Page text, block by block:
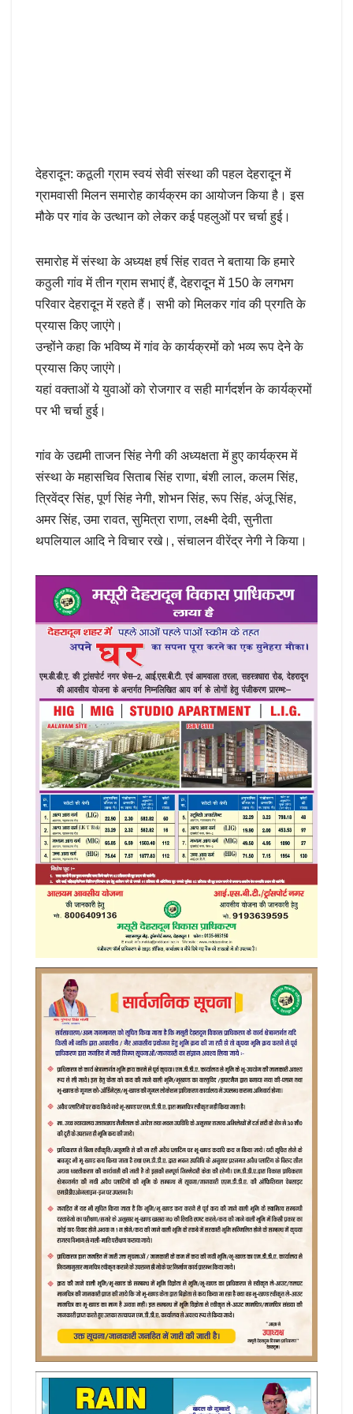
देहरादून: कठूली ग्राम स्वयं सेवी संस्था की पहल देहरादून में
ग्रामवासी मिलन समारोह कार्यक्रम का आयोजन किया है। इस
मौके पर गांव के उत्थान को लेकर कई पहलुओं पर चर्चा हुई।
समारोह में संस्था के अध्यक्ष हर्ष सिंह रावत ने बताया कि हमारे
कठुली गांव में तीन ग्राम सभाएं हैं, देहरादून में 150 के लगभग
परिवार देहरादून में रहते हैं। सभी को मिलकर गांव की प्रगति के
प्रयास किए जाएंगे।
उन्होंने कहा कि भविष्य में गांव के कार्यक्रमों को भव्य रूप देने के
प्रयास किए जाएंगे।
यहां वक्ताओं ये युवाओं को रोजगार व सही मार्गदर्शन के कार्यक्रमों
पर भी चर्चा हुई।
गांव के उद्यमी ताजन सिंह नेगी की अध्यक्षता में हुए कार्यक्रम में
संस्था के महासचिव सिताब सिंह राणा, बंशी लाल, कलम सिंह,
त्रिवेंद्र सिंह, पूर्ण सिंह नेगी, शोभन सिंह, रूप सिंह, अंजू सिंह,
अमर सिंह, उमा रावत, सुमित्रा राणा, लक्ष्मी देवी, सुनीता
थपलियाल आदि ने विचार रखे।, संचालन वीरेंद्र नेगी ने किया।